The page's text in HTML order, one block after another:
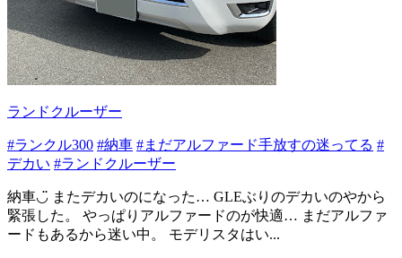
ランドクルーザー
#ランクル300 #納車 #まだアルファード手放すの迷ってる #
デカい #ランドクルーザー
納車◡̈ またデカいのになった… GLEぶりのデカいのやから
緊張した。 やっぱりアルファードのが快適… まだアルファ
ードもあるから迷い中。 モデリスタはい...